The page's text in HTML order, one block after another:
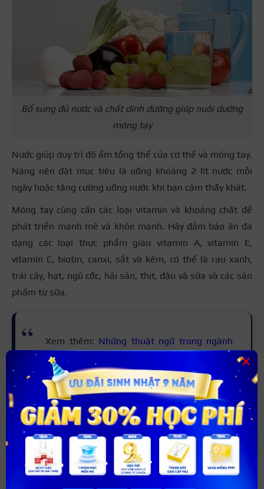
Bổ sung đủ nước và chất dinh dưỡng giúp nuôi dưỡng
móng tay
Nước giúp duy trì độ ẩm tổng thể của cơ thể và móng tay.
Nàng nên đặt mục tiêu là uống khoảng 2 lít nước mỗi
ngày hoặc tăng cường uống nước khi bạn cảm thấy khát.
Móng tay cũng cần các loại vitamin và khoáng chất để
phát triển mạnh mẽ và khỏe mạnh. Hãy đảm bảo ăn đa
dạng các loại thực phẩm giàu vitamin A, vitamin E,
vitamin C, biotin, canxi, sắt và kẽm, có thể là rau xanh,
trái cây, hạt, ngũ cốc, hải sản, thịt, đậu và sữa và các sản
phẩm từ sữa.
Xem thêm: Những thuật ngữ trong ngành
nail
Những lưu ý khi làm móng tay
Để sở hữu bộ nail xinh đẹp bạn cần biết một số tips, ví dụ
như: chọn màu sơn phù hợp, đặc biệt là cách làm mềm
móng tay- điểm này bài viết đã cung cấp ở trên. Hãy cùng
×